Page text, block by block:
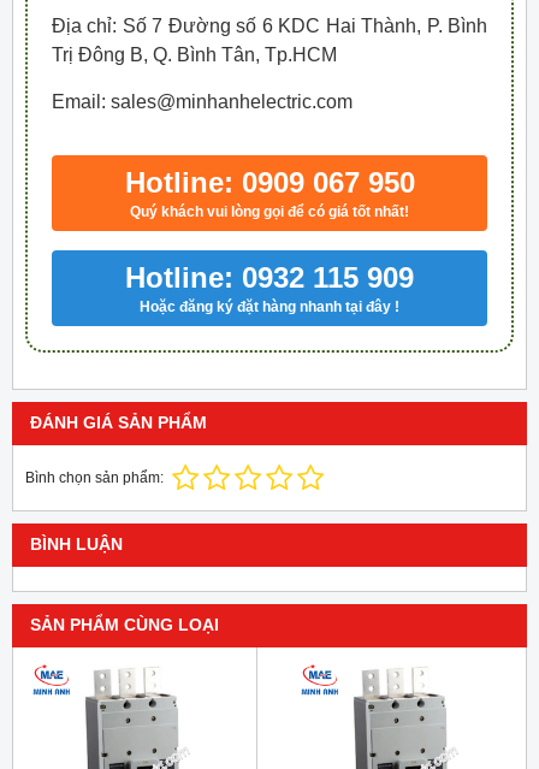
Địa chỉ: Số 7 Đường số 6 KDC Hai Thành, P. Bình
Trị Đông B, Q. Bình Tân, Tp.HCM
Email: sales@minhanhelectric.com
Hotline: 0909 067 950
Quý khách vui lòng gọi để có giá tốt nhất!
Hotline: 0932 115 909
Hoặc đăng ký đặt hàng nhanh tại đây !
ĐÁNH GIÁ SẢN PHẨM
Bình chọn sản phẩm:
BÌNH LUẬN
SẢN PHẨM CÙNG LOẠI